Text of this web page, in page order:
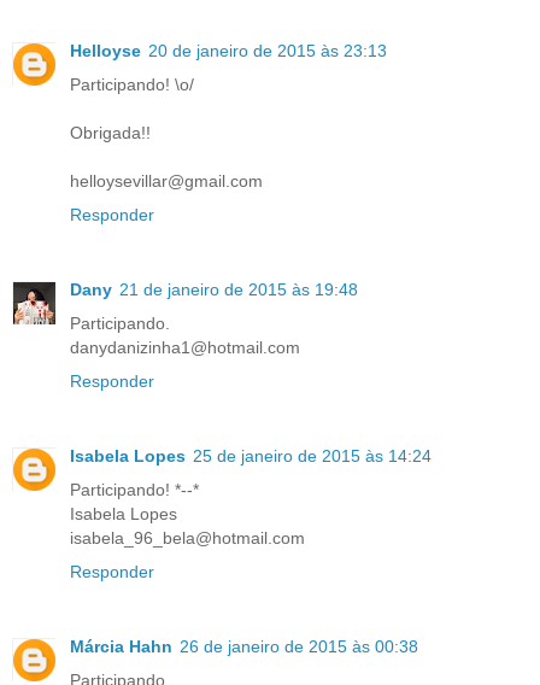
Helloyse 20 de janeiro de 2015 às 23:13
Participando! \o/
Obrigada!!
helloysevillar@gmail.com
Responder
Dany 21 de janeiro de 2015 às 19:48
Participando.
danydanizinha1@hotmail.com
Responder
Isabela Lopes 25 de janeiro de 2015 às 14:24
Participando! *--*
Isabela Lopes
isabela_96_bela@hotmail.com
Responder
Márcia Hahn 26 de janeiro de 2015 às 00:38
Participando